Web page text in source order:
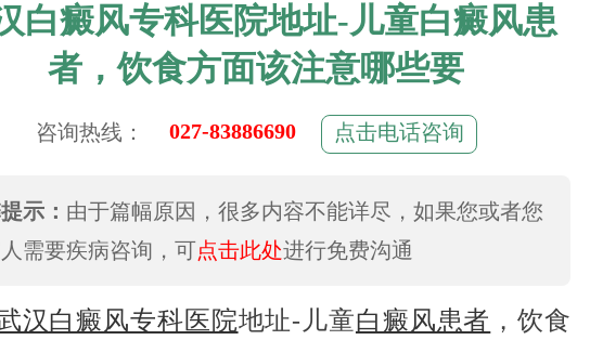
白癜风专科医院地址-儿童白癜风患
者，饮食方面该注意哪些要
咨询热线： 027-83886690 点击电话咨询
示： 由于篇幅原因，很多内容不能详尽，如果您或者您
需要疾病咨询，可点击此处进行免费沟通
汉白癜风专科医院地址-儿童白癜风患者 ，饮食